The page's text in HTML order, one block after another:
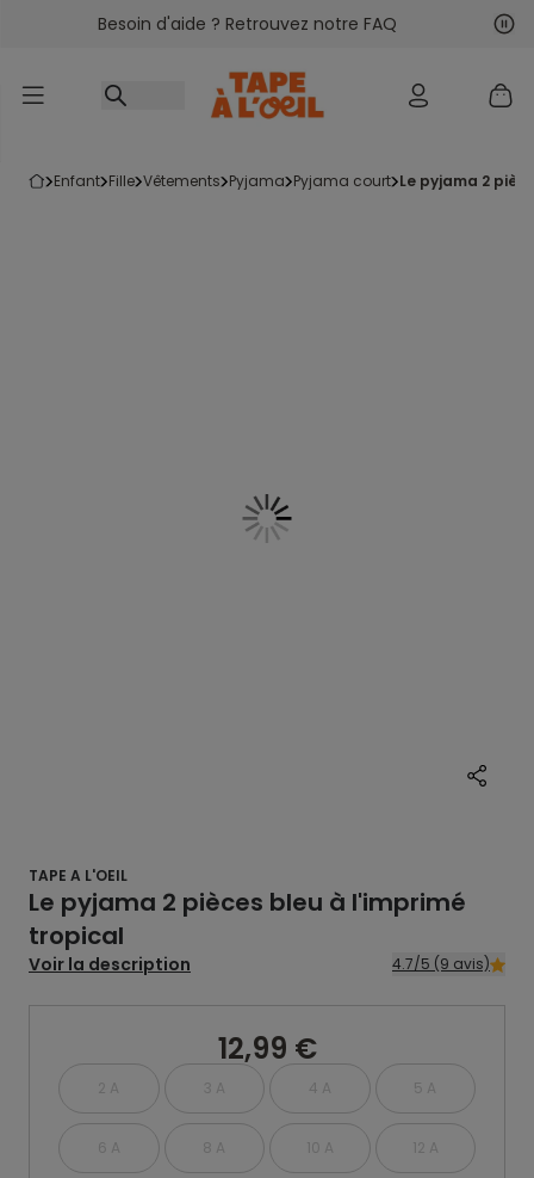
Accéder au contenu
Besoin d'aide ? Retrouvez notre FAQ
enfant fille vêtements pyjama pyjama court le pyjama 2
TAPE A L'OEIL
Le pyjama 2 pièces bleu à l'imprimé
tropical
Voir la description 4.7/5 (9 avis)
12,99 €
2 A 3 A 4 A 5 A
6 A 8 A 10 A 12 A